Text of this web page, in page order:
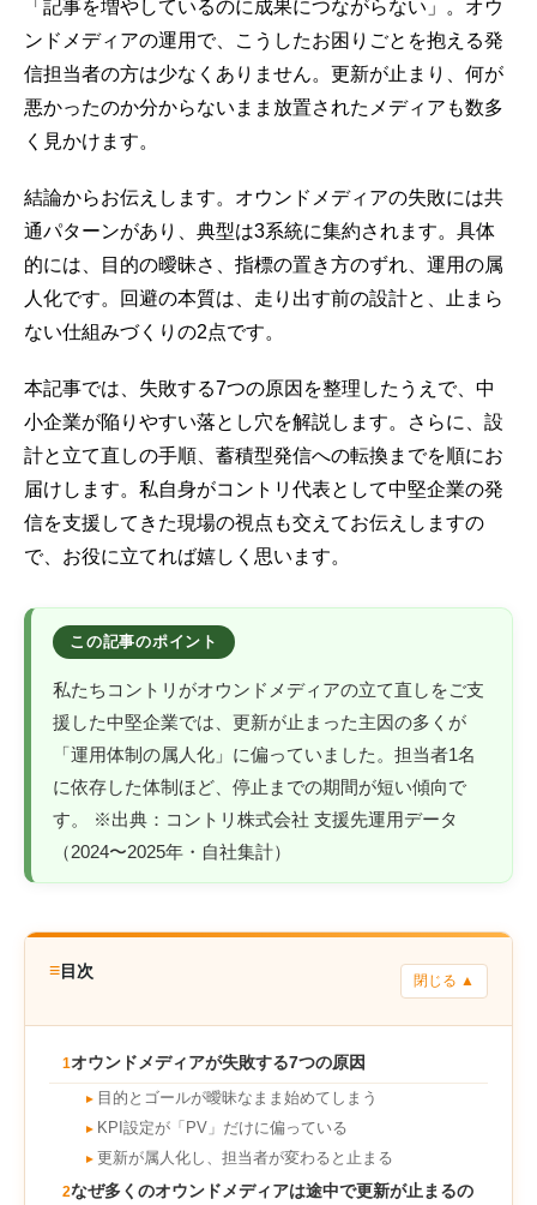
「記事を増やしているのに成果につながらない」。 オウ
ンドメディアの運用で、こうしたお困りごとを抱える発
信担当者の方は少なくありません。更新が止まり、何が
悪かったのか分からないまま放置されたメディアも数多
く見かけます。
結論からお伝えします。 オウンドメディアの失敗には共
通パターンがあり、典型は3系統に集約されます。具体
的には、目的の曖昧さ、指標の置き方のずれ、運用の属
人化です。回避の本質は、走り出す前の設計と、止まら
ない仕組みづくりの2点です。
本記事では、失敗する7つの原因を整理したうえで、中
小企業が陥りやすい落とし穴を解説します。さらに、設
計と立て直しの手順、蓄積型発信への転換までを順にお
届けします。私自身がコントリ代表として中堅企業の発
信を支援してきた現場の視点も交えてお伝えしますの
で、お役に立てれば嬉しく思います。
私たちコントリがオウンドメディアの立て直しをご支
援した中堅企業では、更新が止まった主因の多くが
「運用体制の属人化」に偏っていました。担当者1名
に依存した体制ほど、停止までの期間が短い傾向で
す。 ※出典：コントリ株式会社 支援先運用データ
（2024〜2025年・自社集計）
≡目次
閉じる ▲
1オウンドメディアが失敗する7つの原因
► 目的とゴールが曖昧なまま始めてしまう
► KPI設定が「PV」だけに偏っている
► 更新が属人化し、担当者が変わると止まる
2なぜ多くのオウンドメディアは途中で更新が止まるの